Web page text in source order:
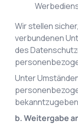
Wir stellen
verbundenen
des
Unter
b. Weitergabe